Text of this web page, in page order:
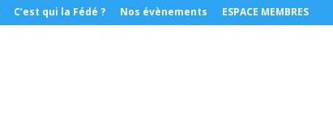
C’est qui la Fédé ? Nos évènements ESPACE MEMBRES